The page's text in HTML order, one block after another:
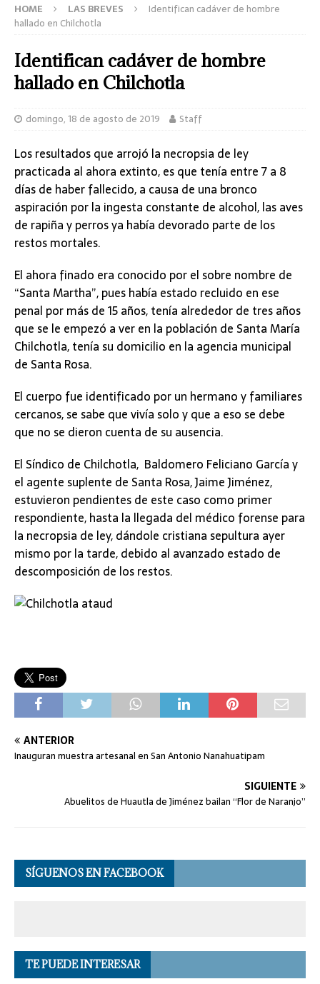
HOME LAS BREVES
Identifican cadáver de hombre
hallado en Chilchotla
Identifican cadáver de hombre
hallado en Chilchotla
domingo, 18 de agosto de 2019 Staff
Los resultados que arrojó la necropsia de ley
practicada al ahora extinto, es que tenía entre 7 a 8
días de haber fallecido, a causa de una bronco
aspiración por la ingesta constante de alcohol, las aves
de rapiña y perros ya había devorado parte de los
restos mortales.
El ahora finado era conocido por el sobre nombre de
“Santa Martha”, pues había estado recluido en ese
penal por más de 15 años, tenía alrededor de tres años
que se le empezó a ver en la población de Santa María
Chilchotla, tenía su domicilio en la agencia municipal
de Santa Rosa.
El cuerpo fue identificado por un hermano y familiares
cercanos, se sabe que vivía solo y que a eso se debe
que no se dieron cuenta de su ausencia.
El Síndico de Chilchotla, Baldomero Feliciano García y
el agente suplente de Santa Rosa, Jaime Jiménez,
estuvieron pendientes de este caso como primer
respondiente, hasta la llegada del médico forense para
la necropsia de ley, dándole cristiana sepultura ayer
mismo por la tarde, debido al avanzado estado de
descomposición de los restos.
ANTERIOR
Inauguran muestra artesanal en San Antonio Nanahuatipam
SIGUIENTE
Abuelitos de Huautla de Jiménez bailan “Flor de Naranjo”
SÍGUENOS EN FACEBOOK
TE PUEDE INTERESAR